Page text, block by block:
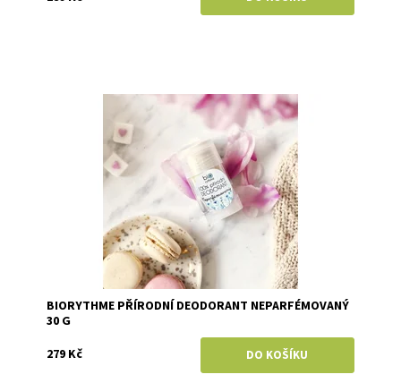
Dostupnost:
Skladem
BIORYTHME PŘÍRODNÍ DEODORANT NEPARFÉMOVANÝ
30 G
279 Kč